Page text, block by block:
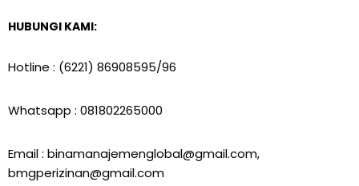
HUBUNGI KAMI:
Hotline : (6221) 86908595/96
Whatsapp : 081802265000
Email : binamanajemenglobal@gmail.com,
bmgperizinan@gmail.com